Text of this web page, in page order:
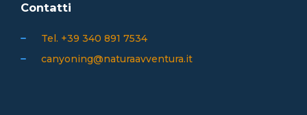
Contatti
Tel. +39 340 891 7534
canyoning@naturaavventura.it